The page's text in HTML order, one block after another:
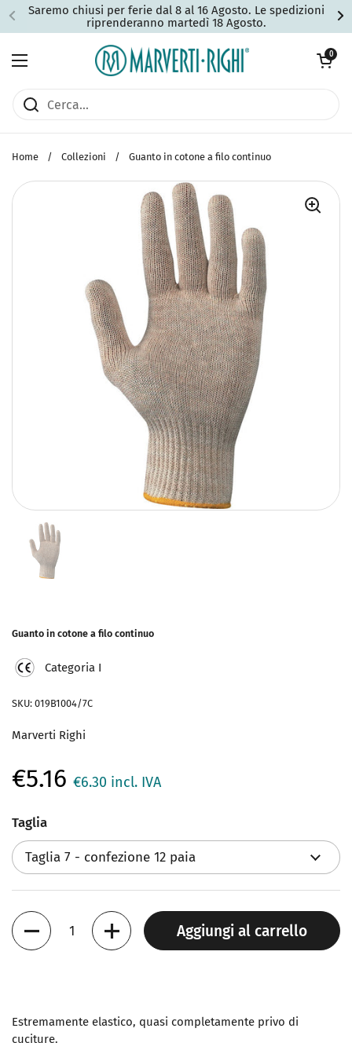
Passa ai contenuti
Saremo chiusi per ferie dal 8 al 16 Agosto. Le spedizioni
riprenderanno martedì 18 Agosto.
Apri menu
Apri carrello
0
Home / Collezioni / Guanto in cotone a filo continuo
Guanto in cotone a filo continuo
Categoria I
SKU: 019B1004/7C
Marverti Righi
€5.16 €6.30 incl. IVA
Taglia
Quantità
Aggiungi al carrello
Estremamente elastico, quasi completamente privo di
cuciture.